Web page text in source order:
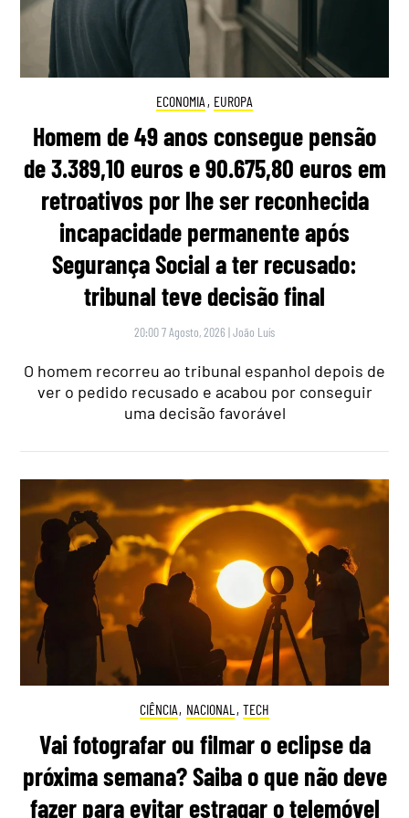
ECONOMIA , EUROPA
Homem de 49 anos consegue pensão
de 3.389,10 euros e 90.675,80 euros em
retroativos por lhe ser reconhecida
incapacidade permanente após
Segurança Social a ter recusado:
tribunal teve decisão final
20:00 7 Agosto, 2026 |João Luís
O homem recorreu ao tribunal espanhol depois de
ver o pedido recusado e acabou por conseguir
uma decisão favorável
CIÊNCIA, NACIONAL , TECH
Vai fotografar ou filmar o eclipse da
próxima semana? Saiba o que não deve
fazer para evitar estragar o telemóvel